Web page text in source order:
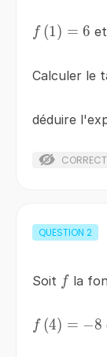
f (1) = 6 et
Calculer le
déduire
QUESTION 2
Soit ff la
f (4) = −8